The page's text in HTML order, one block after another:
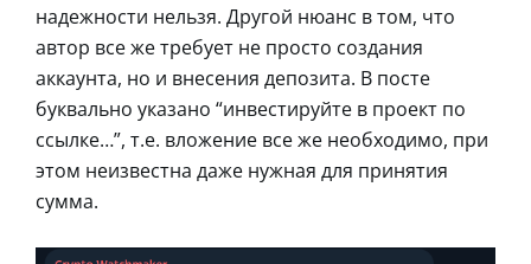
надежности нельзя. Другой нюанс в том, что
автор все же требует не просто создания
аккаунта, но и внесения депозита. В посте
буквально указано “инвестируйте в проект по
ссылке…”, т.е. вложение все же необходимо, при
этом неизвестна даже нужная для принятия
сумма.